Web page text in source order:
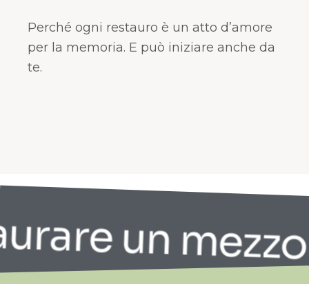
Perché ogni restauro è un atto d’amore
per la memoria. E può iniziare anche da
te.
un